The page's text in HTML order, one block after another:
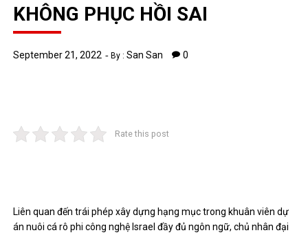
KHÔNG PHỤC HỒI SAI
September 21, 2022 By :San San 0
Rate this post
Liên quan đến trái phép xây dựng hạng mục trong khuân viên dự
án nuôi cá rô phi công nghệ Israel đầy đủ ngôn ngữ, chủ nhân đại